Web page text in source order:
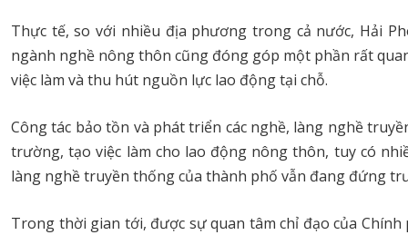
Thực tế, so với nhiều địa phương trong cả nước, Hải
ngành nghề nông thôn cũng đóng góp một phần rất
việc làm và thu hút nguồn lực lao động tại chỗ.
Công tác bảo tồn và phát triển các nghề, làng nghề
trường, tạo việc làm cho lao động nông thôn, tuy có
làng nghề truyền thống của thành phố vẫn đang đứng
Trong thời gian tới, được sự quan tâm chỉ đạo của